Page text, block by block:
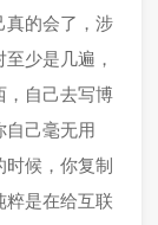
真的会了，涉
少是几遍，
，自己去写博
自己毫无用
候，你复制
粹是在给互联